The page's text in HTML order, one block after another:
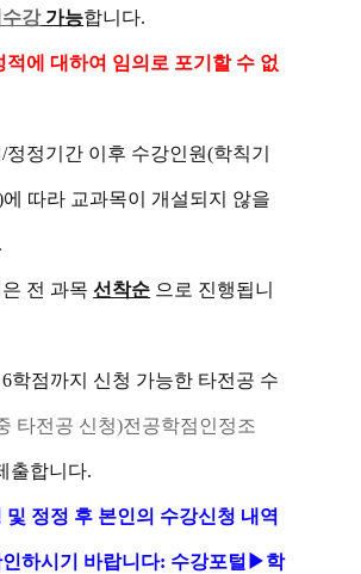
강가능합니다.
적에 대하여 임의로 포기할 수 없
정정기간 이후 수강인원(학칙기
에 따라 교과목이 개설되지 않을
은 전 과목선착순 으로 진행됩니
학점까지 신청 가능한 타전공 수
타전공 신청)전공학점인정조
출합니다.
및 정정 후 본인의 수강신청 내역
하시기 바랍니다: 수강포털 ▶학